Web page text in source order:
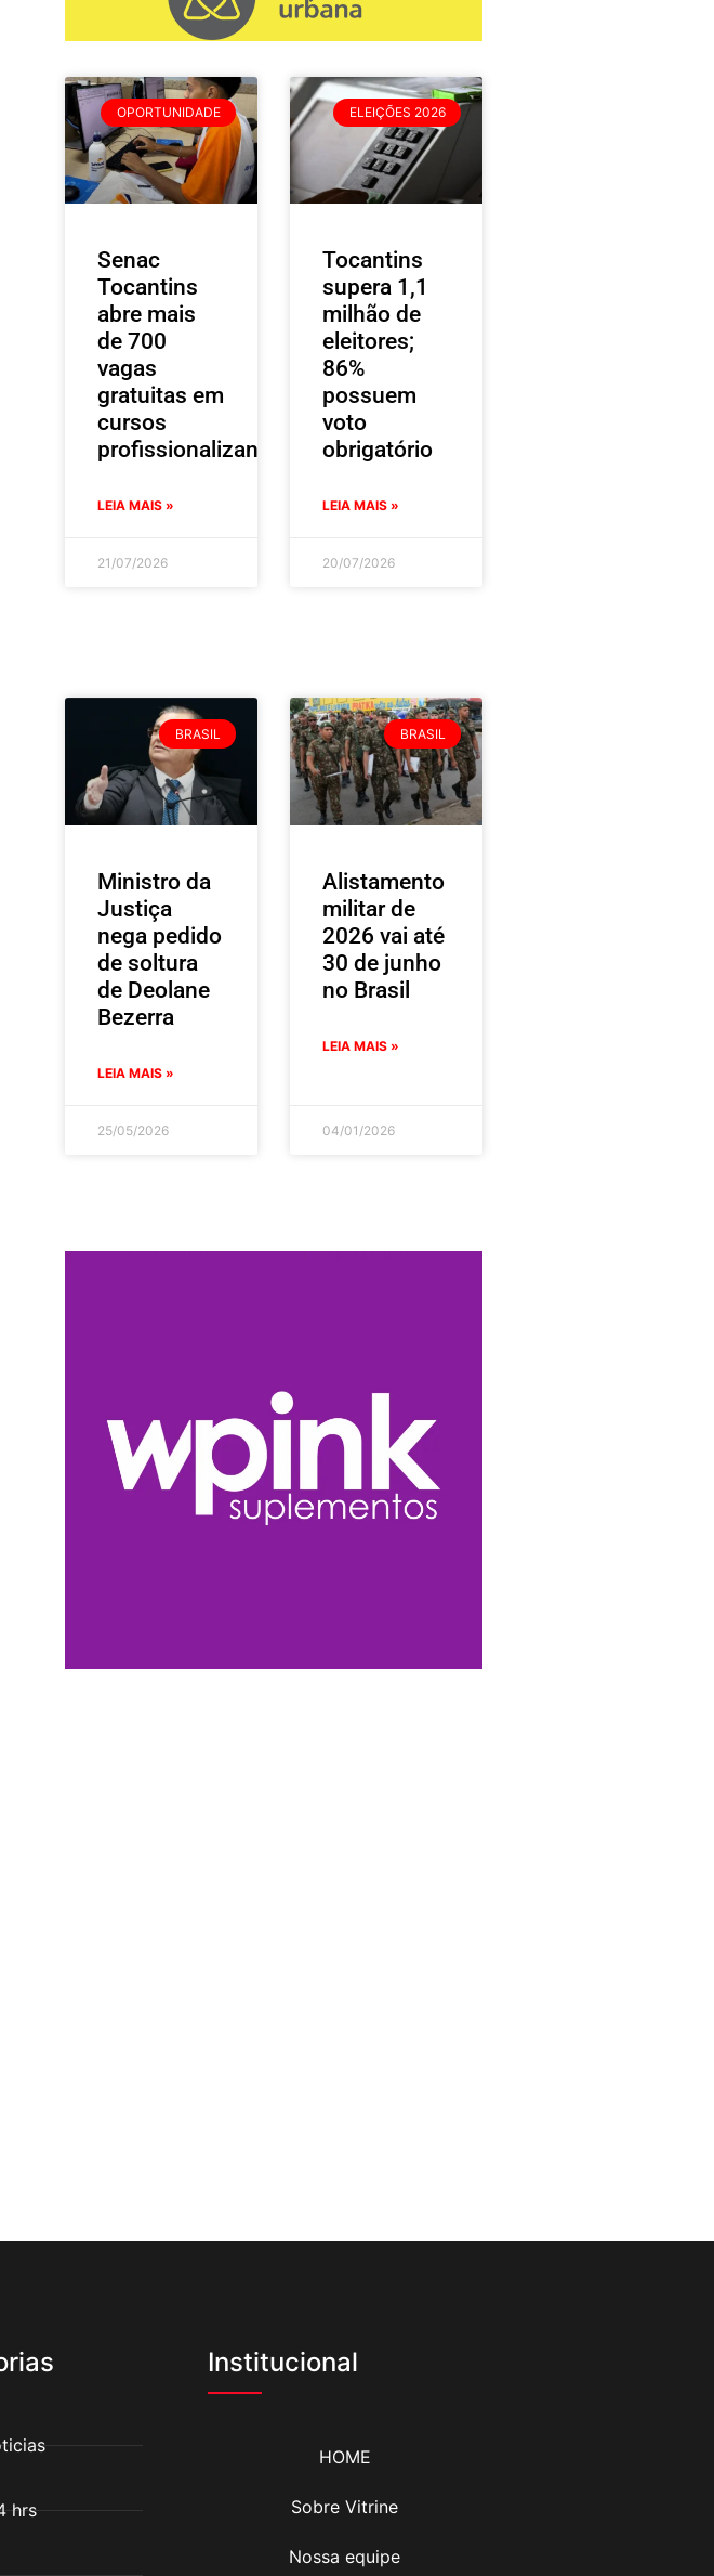
OPORTUNIDADE
Senac
Tocantins
abre mais
de 700
vagas
gratuitas em
cursos
profissionalizantes
LEIA MAIS »
21/07/2026
ELEIÇÕES 2026
Tocantins
supera 1,1
milhão de
eleitores;
86%
possuem
voto
obrigatório
LEIA MAIS »
20/07/2026
BRASIL
Ministro da
Justiça
nega pedido
de soltura
de Deolane
Bezerra
LEIA MAIS »
25/05/2026
BRASIL
Alistamento
militar de
2026 vai até
30 de junho
no Brasil
LEIA MAIS »
04/01/2026
hrs
Institucional
HOME
Sobre Vitrine
Nossa equipe